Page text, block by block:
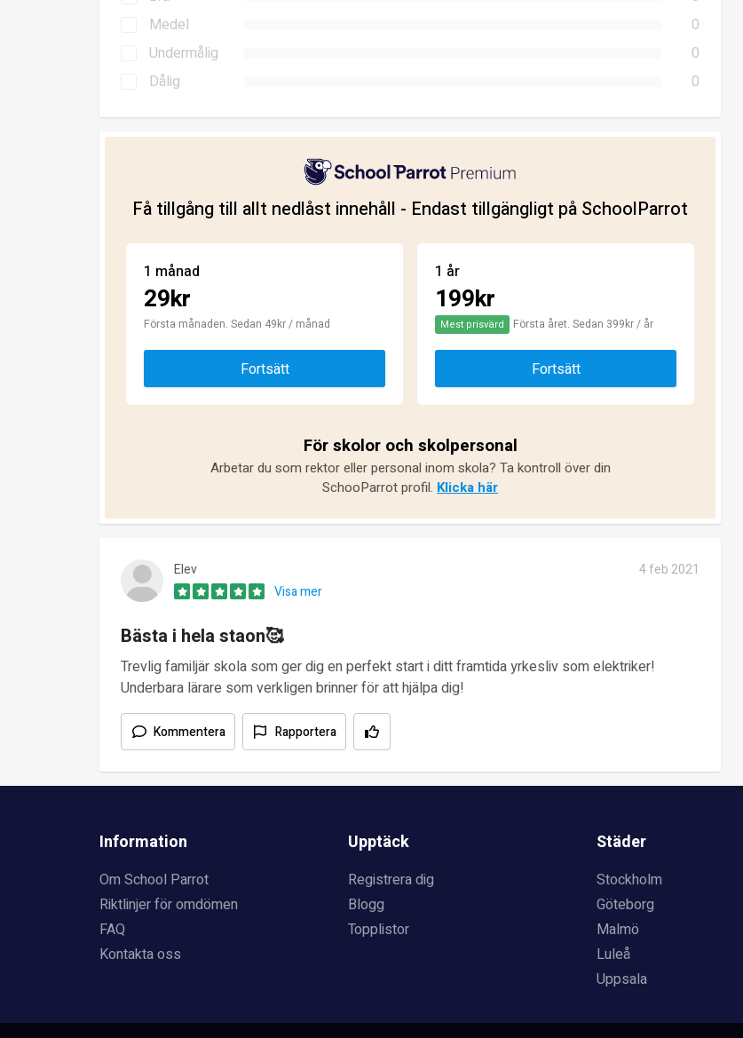
Medel
0
Undermålig
0
Dålig
0
Få tillgång till allt nedlåst innehåll - Endast tillgängligt på SchoolParrot
1 månad
29kr
Första månaden. Sedan 49kr / månad
Fortsätt
1 år
199kr
Mest prisvärd Första året. Sedan 399kr / år
Fortsätt
För skolor och skolpersonal
Arbetar du som rektor eller personal inom skola? Ta kontroll över din
SchooParrot profil. Klicka här
Elev
4 feb 2021
Visa mer
Bästa i hela staon🥰
Trevlig familjär skola som ger dig en perfekt start i ditt framtida yrkesliv som elektriker!
Underbara lärare som verkligen brinner för att hjälpa dig!
Kommentera Rapportera
Information
Om School Parrot
Riktlinjer för omdömen
FAQ
Kontakta oss
Upptäck
Registrera dig
Blogg
Topplistor
Städer
Stockholm
Göteborg
Malmö
Luleå
Uppsala